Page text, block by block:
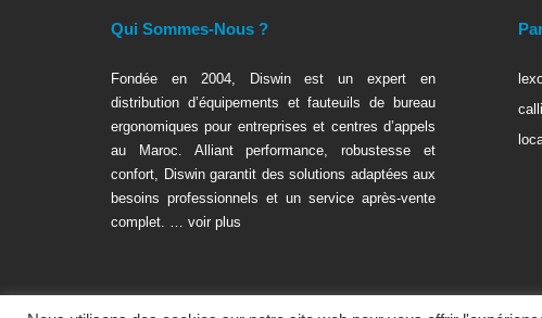
Qui Sommes-Nous ?
Fondée en 2004, Diswin est un expert en
distribution d’équipements et fauteuils de bureau
ergonomiques pour entreprises et centres d’appels
au Maroc. Alliant performance, robustesse et
confort, Diswin garantit des solutions adaptées aux
besoins professionnels et un service après-vente
complet. … voir plus